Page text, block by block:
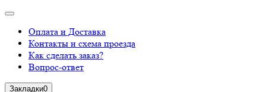
Оплата и Доставка
Контакты и схема проезда
Как сделать заказ?
Вопрос-ответ
Закладки0